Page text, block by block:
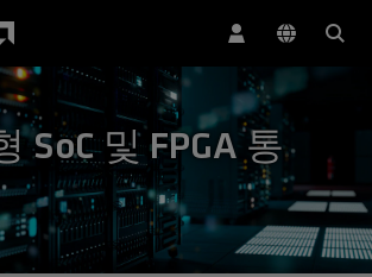
SoC 및 FPGA 통